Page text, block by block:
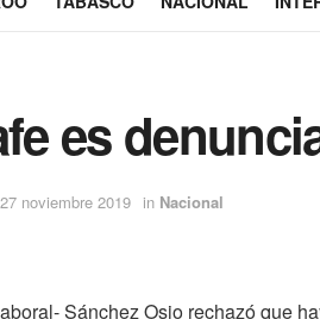
es
27 noviembre 2019 in Nacional
Sánchez Osio rechazó que